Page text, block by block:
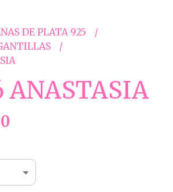
DE PLATA 925
ANASTASIA